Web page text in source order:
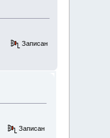
Записан
Записан